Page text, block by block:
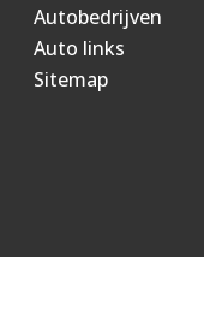
Autobedrijven
Auto links
Sitemap